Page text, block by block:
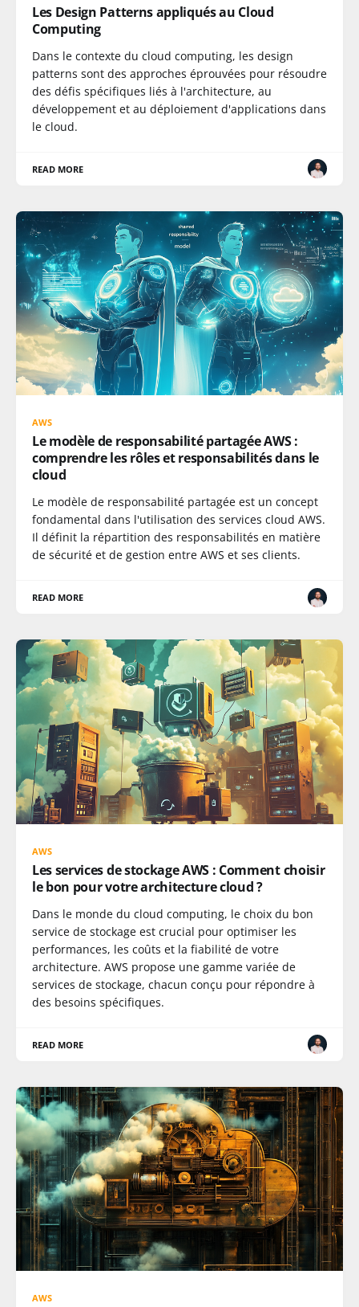
Les Design Patterns appliqués au Cloud
Computing
Dans le contexte du cloud computing, les design
patterns sont des approches éprouvées pour résoudre
des défis spécifiques liés à l'architecture, au
développement et au déploiement d'applications dans
le cloud.
READ MORE
AWS
Le modèle de responsabilité partagée AWS :
comprendre les rôles et responsabilités dans le
cloud
Le modèle de responsabilité partagée est un concept
fondamental dans l'utilisation des services cloud AWS.
Il définit la répartition des responsabilités en matière
de sécurité et de gestion entre AWS et ses clients.
READ MORE
AWS
Les services de stockage AWS : Comment choisir
le bon pour votre architecture cloud ?
Dans le monde du cloud computing, le choix du bon
service de stockage est crucial pour optimiser les
performances, les coûts et la fiabilité de votre
architecture. AWS propose une gamme variée de
services de stockage, chacun conçu pour répondre à
des besoins spécifiques.
READ MORE
AWS